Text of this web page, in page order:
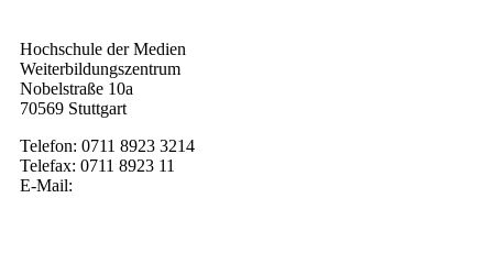
Hochschule der Medien
Weiterbildungszentrum
Nobelstraße 10a
70569 Stuttgart
Telefon: 0711 8923 3214
Telefax: 0711 8923 11
E-Mail: